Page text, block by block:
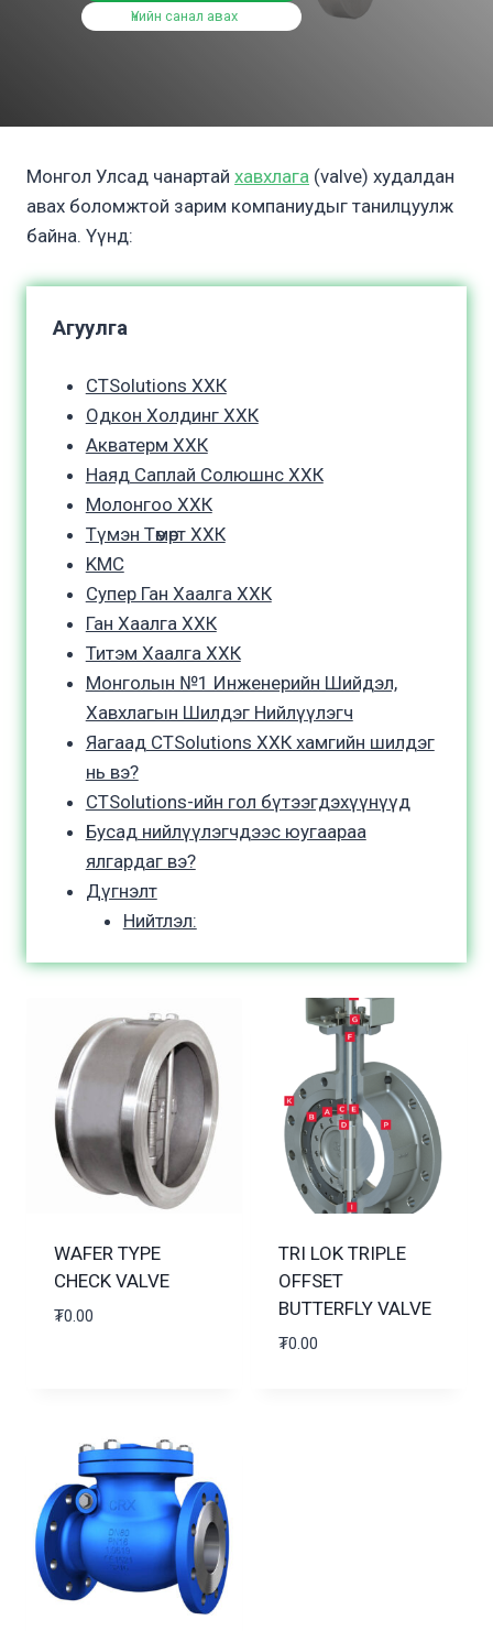
Үнийн санал авах
Монгол Улсад чанартай хавхлага (valve) худалдан
авах боломжтой зарим компаниудыг танилцуулж
байна. Үүнд:
Агуулга
CTSolutions ХХК
Одкон Холдинг ХХК
Акватерм ХХК
Наяд Саплай Солюшнс ХХК
Молонгоо ХХК
Түмэн Төмөрт ХХК
KMC
Супер Ган Хаалга ХХК
Ган Хаалга ХХК
Титэм Хаалга ХХК
Монголын №1 Инженерийн Шийдэл,
Хавхлагын Шилдэг Нийлүүлэгч
Яагаад CTSolutions ХХК хамгийн шилдэг
нь вэ?
CTSolutions-ийн гол бүтээгдэхүүнүүд
Бусад нийлүүлэгчдээс юугаараа
ялгардаг вэ?
Дүгнэлт
Нийтлэл:
WAFER TYPE
CHECK VALVE
₮0.00
TRI LOK TRIPLE
OFFSET
BUTTERFLY VALVE
₮0.00